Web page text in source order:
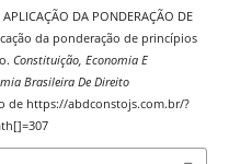
DA PONDERAÇÃO DE
da ponderação de princípios
Constituição, Economia E
Brasileira De Direito
de https://abdconstojs.com.br/?